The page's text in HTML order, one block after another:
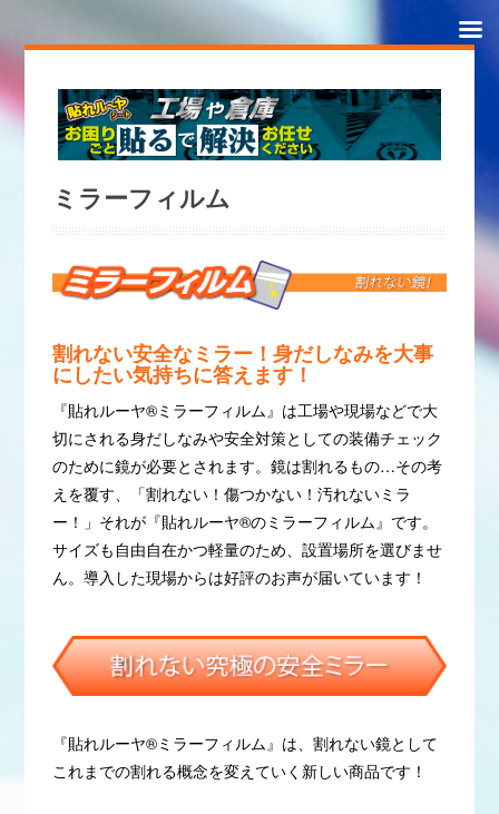
ミラーフィルム
割れない安全なミラー！身だしなみを大事
にしたい気持ちに答えます！
『貼れルーヤ®︎ミラーフィルム』は工場や現場などで大
切にされる身だしなみや安全対策としての装備チェック
のために鏡が必要とされます。鏡は割れるもの…その考
えを覆す、「割れない！傷つかない！汚れないミラ
ー！」それが『貼れルーヤ®︎のミラーフィルム』です。
サイズも自由自在かつ軽量のため、設置場所を選びませ
ん。導入した現場からは好評のお声が届いています！
『貼れルーヤ®︎ミラーフィルム』は、割れない鏡として
これまでの割れる概念を変えていく新しい商品です！